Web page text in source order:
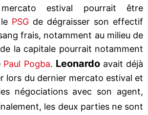
estival pourrait être
PSG de dégraisser son effectif
frais, notamment au milieu de
la capitale pourrait notamment
Paul Pogba. Leonardoavait déjà
lors du dernier mercato estival et
négociations avec son agent,
les deux parties ne sont